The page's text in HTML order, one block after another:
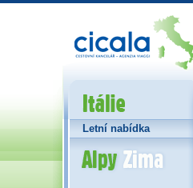
Itálie
Letní nabídka
Alpy Zima